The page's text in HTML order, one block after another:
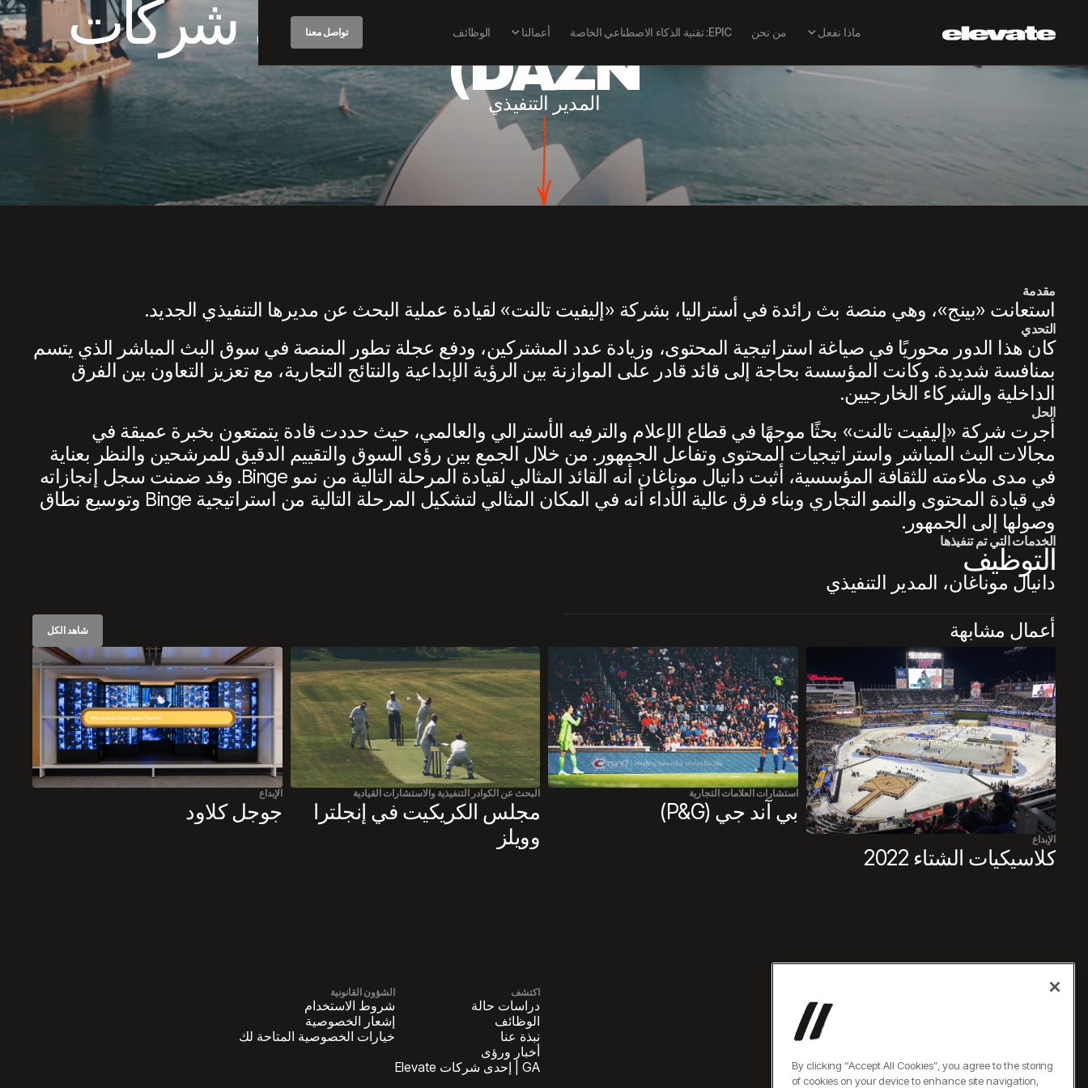
ماذا نفعل من نحن EPIC: تقنية الذكاء الاصطناعي الخاصة أعمالنا الوظائف تواصل معنا
BINGE (مجموعة فوكستل، إحدى شركات
DAZN)
المدير التنفيذي
مقدمة
استعانت «بينج»، وهي منصة بث رائدة في أستراليا، بشركة «إليفيت تالنت» لقيادة عملية البحث عن مديرها التنفيذي الجديد.
التحدي
كان هذا الدور محوريًا في صياغة استراتيجية المحتوى، وزيادة عدد المشتركين، ودفع عجلة تطور المنصة في سوق البث المباشر الذي يتسم
بمنافسة شديدة. وكانت المؤسسة بحاجة إلى قائد قادر على الموازنة بين الرؤية الإبداعية والنتائج التجارية، مع تعزيز التعاون بين الفرق
الداخلية والشركاء الخارجيين.
الحل
أجرت شركة «إليفيت تالنت» بحثًا موجهًا في قطاع الإعلام والترفيه الأسترالي والعالمي، حيث حددت قادة يتمتعون بخبرة عميقة في
مجالات البث المباشر واستراتيجيات المحتوى وتفاعل الجمهور. من خلال الجمع بين رؤى السوق والتقييم الدقيق للمرشحين والنظر بعناية
في مدى ملاءمته للثقافة المؤسسية، أثبت دانيال موناغان أنه القائد المثالي لقيادة المرحلة التالية من نمو Binge. وقد ضمنت سجل إنجازاته
في قيادة المحتوى والنمو التجاري وبناء فرق عالية الأداء أنه في المكان المثالي لتشكيل المرحلة التالية من استراتيجية Binge وتوسيع نطاق
وصولها إلى الجمهور.
الخدمات التي تم تنفيذها
التوظيف
دانيال موناغان، المدير التنفيذي
أعمال مشابهة شاهد الكل
الإبداع
كلاسيكيات الشتاء 2022
استشارات العلامات التجارية
بي آند جي (P&G)
البحث عن الكوادر التنفيذية والاستشارات القيادية
مجلس الكريكيت في إنجلترا
وويلز
الإبداع
جوجل كلاود
اكتشف
دراسات حالة
الوظائف
نبذة عنا
أخبار ورؤى
GA | إحدى شركات Elevate
الشؤون القانونية
شروط الاستخدام
إشعار الخصوصية
خيارات الخصوصية المتاحة لك
By clicking “Accept All Cookies”, you agree to the storing
of cookies on your device to enhance site navigation,